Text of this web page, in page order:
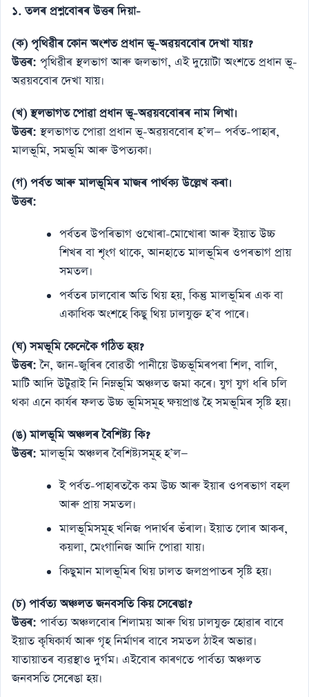
১. তলৰ প্ৰশ্নবোৰৰ উত্তৰ দিয়া-
(ক) পৃথিৱীৰ কোন অংশত প্ৰধান ভূ-অৱয়ববোৰ দেখা যায়?
উত্তৰ: পৃথিৱীৰ স্থলভাগ আৰু জলভাগ, এই দুয়োটা অংশতে প্ৰধান ভূ-
অৱয়ববোৰ দেখা যায়।
(খ) স্থলভাগত পোৱা প্ৰধান ভূ-অৱয়ববোৰৰ নাম লিখা।
উত্তৰ: স্থলভাগত পোৱা প্ৰধান ভূ-অৱয়ববোৰ হ’ল— পৰ্বত-পাহাৰ,
মালভূমি, সমভূমি আৰু উপত্যকা।
(গ) পৰ্বত আৰু মালভূমিৰ মাজৰ পাৰ্থক্য উল্লেখ কৰা।
উত্তৰ:
পৰ্বতৰ উপৰিভাগ ওখোৰা-মোখোৰা আৰু ইয়াত উচ্চ
শিখৰ বা শৃংগ থাকে, আনহাতে মালভূমিৰ ওপৰভাগ প্ৰায়
সমতল।
পৰ্বতৰ ঢালবোৰ অতি থিয় হয়, কিন্তু মালভূমিৰ এক বা
একাধিক অংশহে কিছু থিয় ঢালযুক্ত হ’ব পাৰে।
(ঘ) সমভূমি কেনেকৈ গঠিত হয়?
উত্তৰ:নৈ, জান-জুৰিৰ বোৱতী পানীয়ে উচ্চভূমিৰপৰা শিল, বালি,
মাটি আদি উটুৱাই নি নিম্নভূমি অঞ্চলত জমা কৰে। যুগ যুগ ধৰি চলি
থকা এনে কাৰ্যৰ ফলত উচ্চ ভূমিসমূহ ক্ষয়প্ৰাপ্ত হৈ সমভূমিৰ সৃষ্টি হয়।
(ঙ) মালভূমি অঞ্চলৰ বৈশিষ্ট্য কি?
উত্তৰ: মালভূমি অঞ্চলৰ বৈশিষ্ট্যসমূহ হ’ল—
ই পৰ্বত-পাহাৰতকৈ কম উচ্চ আৰু ইয়াৰ ওপৰভাগ বহল
আৰু প্ৰায় সমতল।
মালভূমিসমূহ খনিজ পদাৰ্থৰ ভঁৰাল। ইয়াত লোৰ আকৰ,
কয়লা, মেংগানিজ আদি পোৱা যায়।
কিছুমান মালভূমিৰ থিয় ঢালত জলপ্ৰপাতৰ সৃষ্টি হয়।
(চ) পাৰ্বত্য অঞ্চলত জনবসতি কিয় সেৰেঙা?
উত্তৰ: পাৰ্বত্য অঞ্চলবোৰ শিলাময় আৰু থিয় ঢালযুক্ত হোৱাৰ বাবে
ইয়াত কৃষিকাৰ্য আৰু গৃহ নিৰ্মাণৰ বাবে সমতল ঠাইৰ অভাৱ।
যাতায়াতৰ ব্যৱস্থাও দুৰ্গম। এইবোৰ কাৰণতে পাৰ্বত্য অঞ্চলত
জনবসতি সেৰেঙা হয়।